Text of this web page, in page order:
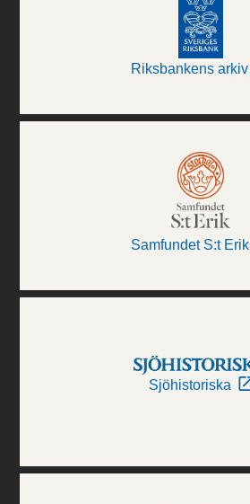
Riksbankens arkiv
Samfundet S:t Erik
Sjöhistoriska